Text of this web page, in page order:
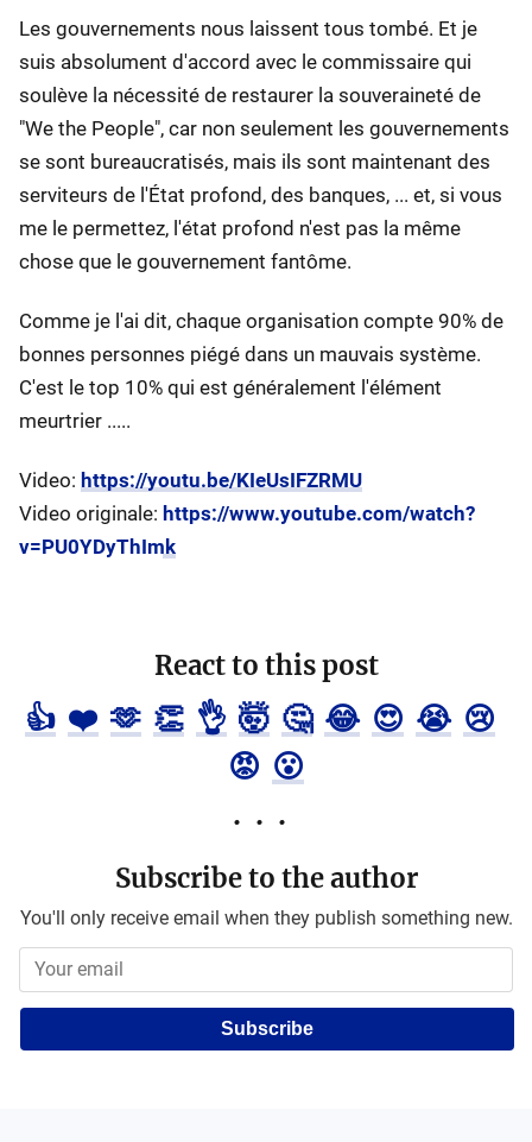
Les gouvernements nous laissent tous tombé. Et je
suis absolument d'accord avec le commissaire qui
soulève la nécessité de restaurer la souveraineté de
"We the People", car non seulement les gouvernements
se sont bureaucratisés, mais ils sont maintenant des
serviteurs de l'État profond, des banques, ... et, si vous
me le permettez, l'état profond n'est pas la même
chose que le gouvernement fantôme.
Comme je l'ai dit, chaque organisation compte 90% de
bonnes personnes piégé dans un mauvais système.
C'est le top 10% qui est généralement l'élément
meurtrier .....
Video: https://youtu.be/KIeUsIFZRMU
Video originale: https://www.youtube.com/watch?
v=PU0YDyThImk
React to this post
👍 ❤️ 🫶 👏 👌 🤯 🤔 😂 😍 😭 😢
😡 😮
Subscribe to the author
You'll only receive email when they publish something new.
Subscribe